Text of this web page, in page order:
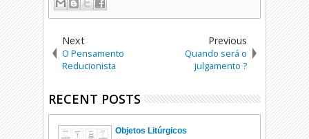
Next
O Pensamento
Reducionista
Previous
Quando será o
julgamento ?
RECENT POSTS
Objetos Litúrgicos